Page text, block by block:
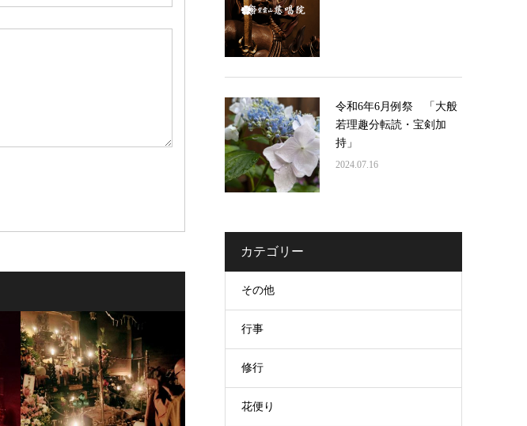
令和6年6月例祭 「大般
若理趣分転読・宝剣加
持」
2024.07.16
カテゴリー
その他
行事
修行
花便り